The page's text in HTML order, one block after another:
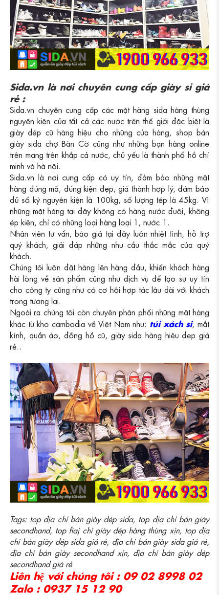
Sida.vn là nơi chuyên cung cấp giày sỉ giá
rẻ :
Sida.vn chuyên cung cấp các mặt hàng sida hàng thùng
nguyên kiện của tất cả các nước trên thế giới đặc biệt là
giày dép cũ hàng hiệu cho những cửa hàng, shop bán
giày sida chợ Bàn Cờ cũng như những bạn hàng online
trên mạng trên khắp cả nước, chủ yếu là thành phố hồ chí
minh và hà nội.
Sida.vn là nơi cung cấp có uy tín, đảm bảo những mặt
hàng đúng mã, đúng kiện đẹp, giá thành hợp lý, đảm bảo
đủ số ký nguyên kiện là 100kg, số lượng tép là 45kg. Vì
những mặt hàng tại đây không có hàng nước đuôi, không
ép kiện, chỉ có những loại hàng loại 1, nước 1.
Nhân viên tư vấn, báo giá tại đây luôn nhiệt tình, hỗ trợ
quý khách, giải đáp những nhu cầu thắc mắc của quý
khách.
Chúng tôi luôn đặt hàng lên hàng đầu, khiến khách hàng
hài lòng về sản phẩm cũng như dịch vụ để tạo sự uy tín
cho công ty cũng như có cơ hội hợp tác lâu dài với khách
trong tương lai.
Ngoài ra chúng tôi còn chuyên phân phối những mặt hàng
khác từ kho cambodia về Việt Nam như: túi xách si, mắt
kính, quần áo, đồng hồ cũ, giày sida hàng hiệu đẹp giá
rẻ..
Tags: top địa chỉ bán giày dép sida, top địa chỉ bán giày
secondhand, top fiaj chỉ giày dép hàng thùng xịn, top địa
chỉ bán giày dép sida giá rẻ, địa chỉ bán giày sida giá rẻ,
địa chỉ bán giày secondhand xịn, địa chỉ bán giày dép
secondhand giá rẻ
Liên hệ với chúng tôi : 09 02 8998 02
Zalo : 0937 15 12 90